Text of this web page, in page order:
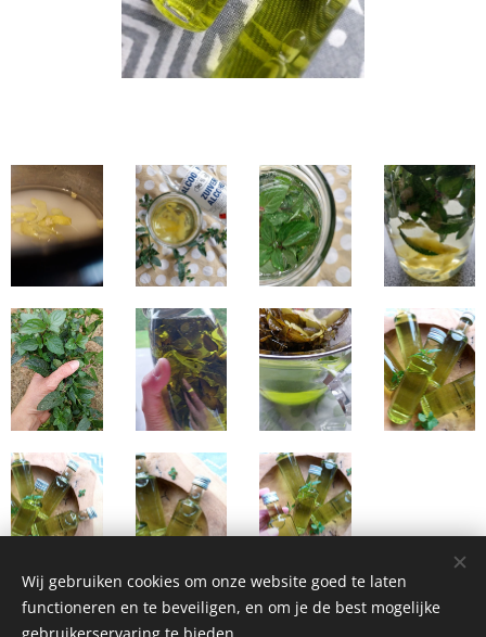
Wij gebruiken cookies om onze website goed te laten
functioneren en te beveiligen, en om je de best mogelijke